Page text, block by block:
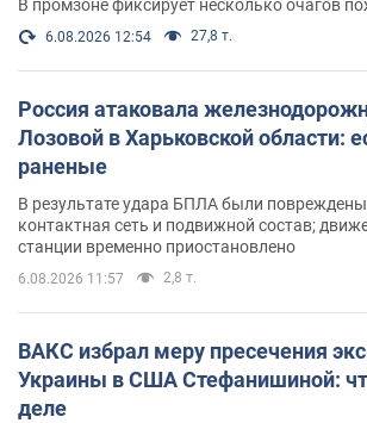
В промзоне фиксирует несколько очагов
6.08.2026 12:54 27,8 т.
Россия атаковала
Лозовой в Харьковской области:
раненые
В результате удара БПЛА были
контактная сеть и подвижной состав;
станции временно приостановлено
6.08.2026 11:57 2,8 т.
ВАКС избрал меру пресечения
Украины в США Стефанишиной:
деле